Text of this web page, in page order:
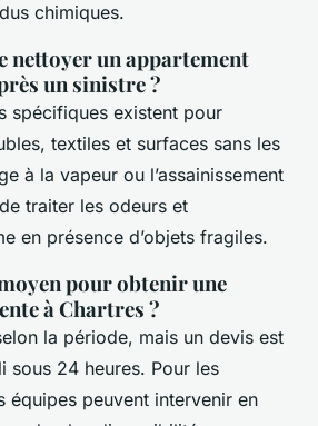
chimiques.
nettoyer un appartement
un sinistre ?
spécifiques existent pour
textiles et surfaces sans les
à la vapeur ou l’assainissement
traiter les odeurs et
en présence d’objets fragiles.
pour obtenir une
à Chartres ?
la période, mais un devis est
sous 24 heures. Pour les
équipes peuvent intervenir en